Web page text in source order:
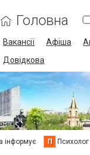
Головна
Вакансії Афіша
Довідкова
інформує П Психолог